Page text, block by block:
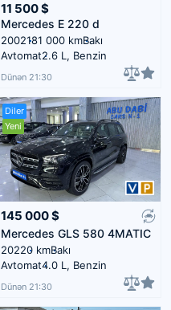
11 500$
Mercedes E 220 d
2002181 000 kmBakı
Avtomat2.6 L, Benzin
Dünən 21:30
Diler
Yeni
145 000$
Mercedes GLS 580 4MATIC
20220 kmBakı
Avtomat4.0 L, Benzin
Dünən 21:30